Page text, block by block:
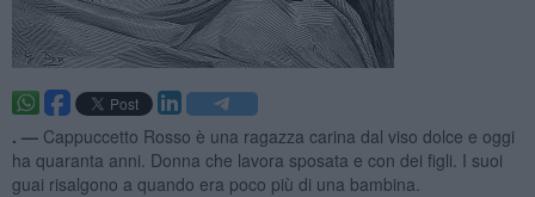
. — Cappuccetto Rosso è una ragazza carina dal viso dolce e oggi
ha quaranta anni. Donna che lavora sposata e con dei figli. I suoi
guai risalgono a quando era poco più di una bambina.